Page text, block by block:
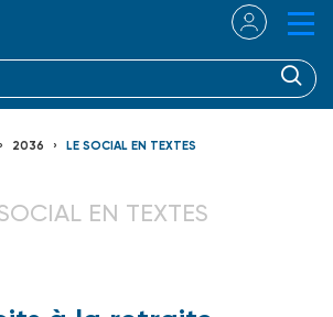
2036 LE SOCIAL EN TEXTES
EN TEXTES